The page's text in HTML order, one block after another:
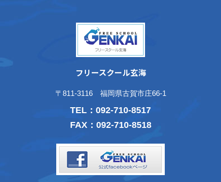
フリースクール玄海
〒811-3116 福岡県古賀市庄66-1
TEL： 092-710-8517
FAX：092-710-8518